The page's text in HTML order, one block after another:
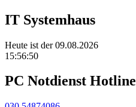
IT Systemhaus
Heute ist der 09.08.2026
15:56:51
PC Notdienst Hotline